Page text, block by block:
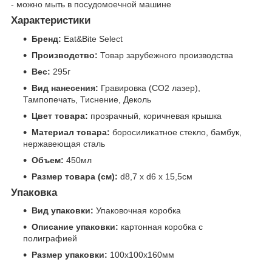
- можно мыть в посудомоечной машине
Характеристики
Бренд: Eat&Bite Select
Производство: Товар зарубежного производства
Вес: 295г
Вид нанесения: Гравировка (CO2 лазер),
Тампопечать, Тиснение, Деколь
Цвет товара: прозрачный, коричневая крышка
Материал товара: боросиликатное стекло, бамбук,
нержавеющая сталь
Объем: 450мл
Размер товара (см): d8,7 х d6 х 15,5см
Упаковка
Вид упаковки: Упаковочная коробка
Описание упаковки: картонная коробка с
полиграфией
Размер упаковки: 100x100x160мм